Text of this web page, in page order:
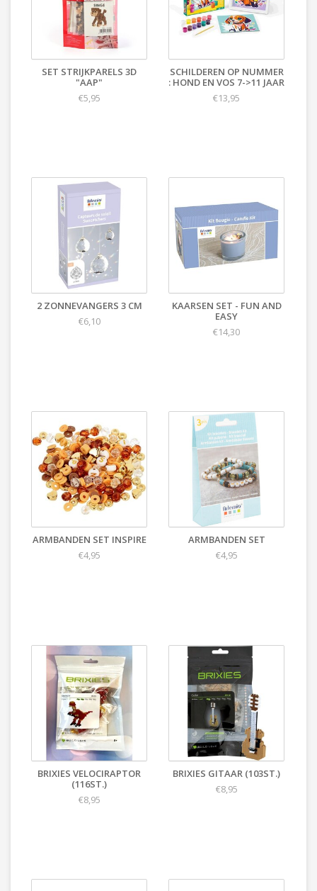
SET STRIJKPARELS 3D
"AAP"
€5,95
SCHILDEREN OP NUMMER
: HOND EN VOS 7->11 JAAR
€13,95
2 ZONNEVANGERS 3 CM
€6,10
KAARSEN SET - FUN AND
EASY
€14,30
ARMBANDEN SET INSPIRE
€4,95
ARMBANDEN SET
€4,95
BRIXIES VELOCIRAPTOR
(116ST.)
€8,95
BRIXIES GITAAR (103ST.)
€8,95